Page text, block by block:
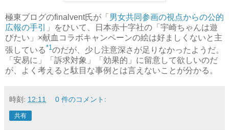
極東ブログのfinalvent氏が「 男女共同参画の視点からの公的
広報の手引
」をひいて、日本赤十字社の「宇崎ちゃんは遊
びたい」×献血コラボキャンペーンの絵は好ましくないと主
張している*1 のだが、少し注意深さが足りなかったようだ。
「安易に」「訴求対象」「効果的」に留意して欲しいのだ
が、よく考えると駄目な事例とは言えないことが分かる。
時刻: 12:11 0 件のコメント:
共有